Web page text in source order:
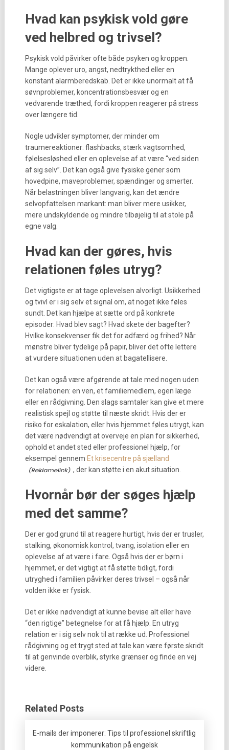
Hvad kan psykisk vold gøre
ved helbred og trivsel?
Psykisk vold påvirker ofte både psyken og kroppen.
Mange oplever uro, angst, nedtrykthed eller en
konstant alarmberedskab. Det er ikke unormalt at få
søvnproblemer, koncentrationsbesvær og en
vedvarende træthed, fordi kroppen reagerer på stress
over længere tid.
Nogle udvikler symptomer, der minder om
traumereaktioner: flashbacks, stærk vagtsomhed,
følelsesløshed eller en oplevelse af at være “ved siden
af sig selv”. Det kan også give fysiske gener som
hovedpine, maveproblemer, spændinger og smerter.
Når belastningen bliver langvarig, kan det ændre
selvopfattelsen markant: man bliver mere usikker,
mere undskyldende og mindre tilbøjelig til at stole på
egne valg.
Hvad kan der gøres, hvis
relationen føles utryg?
Det vigtigste er at tage oplevelsen alvorligt. Usikkerhed
og tvivl er i sig selv et signal om, at noget ikke føles
sundt. Det kan hjælpe at sætte ord på konkrete
episoder: Hvad blev sagt? Hvad skete der bagefter?
Hvilke konsekvenser fik det for adfærd og frihed? Når
mønstre bliver tydelige på papir, bliver det ofte lettere
at vurdere situationen uden at bagatellisere.
Det kan også være afgørende at tale med nogen uden
for relationen: en ven, et familiemedlem, egen læge
eller en rådgivning. Den slags samtaler kan give et mere
realistisk spejl og støtte til næste skridt. Hvis der er
risiko for eskalation, eller hvis hjemmet føles utrygt, kan
det være nødvendigt at overveje en plan for sikkerhed,
ophold et andet sted eller professionel hjælp, for
eksempel gennem Et krisecentre på sjælland
, der kan støtte i en akut situation.
Hvornår bør der søges hjælp
med det samme?
Der er god grund til at reagere hurtigt, hvis der er trusler,
stalking, økonomisk kontrol, tvang, isolation eller en
oplevelse af at være i fare. Også hvis der er børn i
hjemmet, er det vigtigt at få støtte tidligt, fordi
utryghed i familien påvirker deres trivsel – også når
volden ikke er fysisk.
Det er ikke nødvendigt at kunne bevise alt eller have
“den rigtige” betegnelse for at få hjælp. En utryg
relation er i sig selv nok til at række ud. Professionel
rådgivning og et trygt sted at tale kan være første skridt
til at genvinde overblik, styrke grænser og finde en vej
videre.
Related Posts
E-mails der imponerer: Tips til professionel skriftlig
kommunikation på engelsk